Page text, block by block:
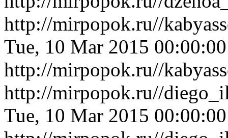
http://mirpopok.ru//
Tue, 10 Mar 2015
http://mirpopok.ru//
http://mirpopok.ru//
Tue, 10 Mar 2015